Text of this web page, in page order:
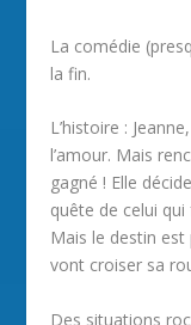
La comédie
la fin.
L’histoire :
l’amour. Mais
gagné ! Elle
quête de celui
Mais le destin est
vont croiser sa
Des situations